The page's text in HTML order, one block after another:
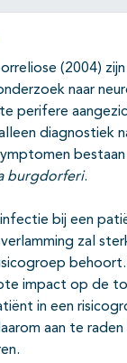
(2004)
naar
perifere
diagnostiek
burgdorferi.
infectie bij een
zal
behoort.
impact op de
in een
aan te